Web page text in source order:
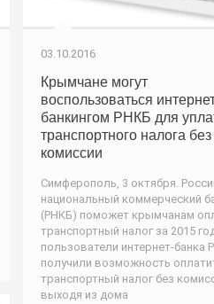
03.10.2016
Крымчане могут
воспользоваться
банкингом РНКБ для
транспортного налога без
комиссии
Симферополь, 3 октября.
национальный коммерческий
(РНКБ) поможет крымчанам
транспортный налог за 2015
пользователи интернет-банка
получили возможность
транспортный налог без
выходя из дома